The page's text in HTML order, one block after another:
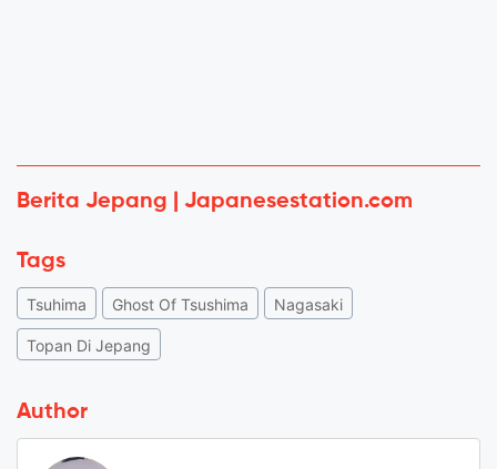
Berita Jepang | Japanesestation.com
Tags
Tsuhima Ghost Of Tsushima Nagasaki
Topan Di Jepang
Author